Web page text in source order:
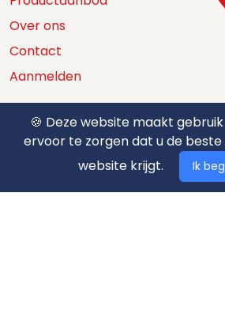
Over ons
Contact
Aanmelden
Catalogus
Nuttige documenten
Privacy policy
🍪 Deze website maakt
ervoor te zorgen dat u de
website krijgt.
Ik